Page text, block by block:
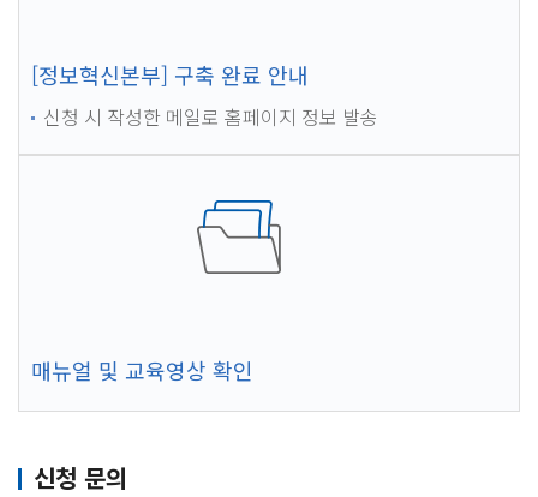
[정보혁신본부] 구축 완료 안내
신청 시 작성한 메일로 홈페이지 정보 발송
매뉴얼 및 교육영상 확인
신청 문의